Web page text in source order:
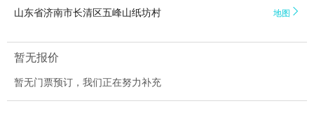
山东省济南市长清区五峰山纸坊村 地图 
暂无报价
暂无门票预订，我们正在努力补充